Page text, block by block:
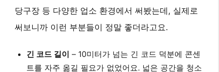
당구장 등 다양한 업소 환경에서 써봤는데, 실제로
써보니까 이런 부분들이 정말 좋더라고요.
긴 코드 길이 – 10미터가 넘는 긴 코드 덕분에 콘센
트를 자주 옮길 필요가 없었어요. 넓은 공간을 청소